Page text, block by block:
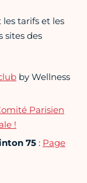
tarifs et les
sites des
by Wellness
Parisien
!
75 : Page